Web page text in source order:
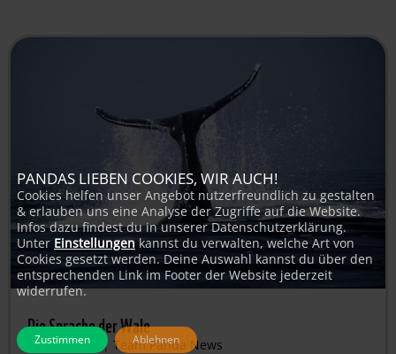
Die Sprache der Wale
Juli 23, 2022 | Team Panda News
PANDAS LIEBEN COOKIES, WIR AUCH!
Cookies helfen unser Angebot nutzerfreundlich zu gestalten
& erlauben uns eine Analyse der Zugriffe auf die Website.
Infos dazu findest du in unserer Datenschutzerklärung.
Unter Einstellungen kannst du verwalten, welche Art von
Cookies gesetzt werden. Deine Auswahl kannst du über den
entsprechenden Link im Footer der Website jederzeit
widerrufen.
Zustimmen Ablehnen